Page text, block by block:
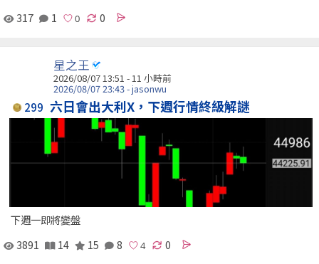
317 1 0
星之王
2026/08/07 13:51 -11 小時前
2026/08/07 23:43 - jasonwu
299 六日會出大利X，下週行情終級解謎
下週一即將變盤
3891
14 15 8 0